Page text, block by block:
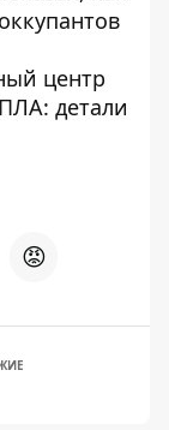
центр
детали
😡